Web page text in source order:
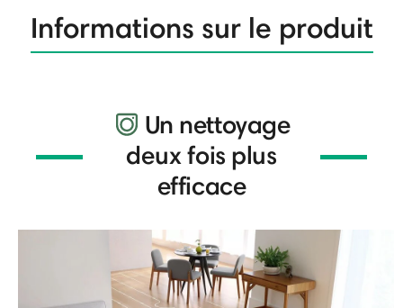
Informations sur le produit
Un nettoyage
deux fois plus
efficace